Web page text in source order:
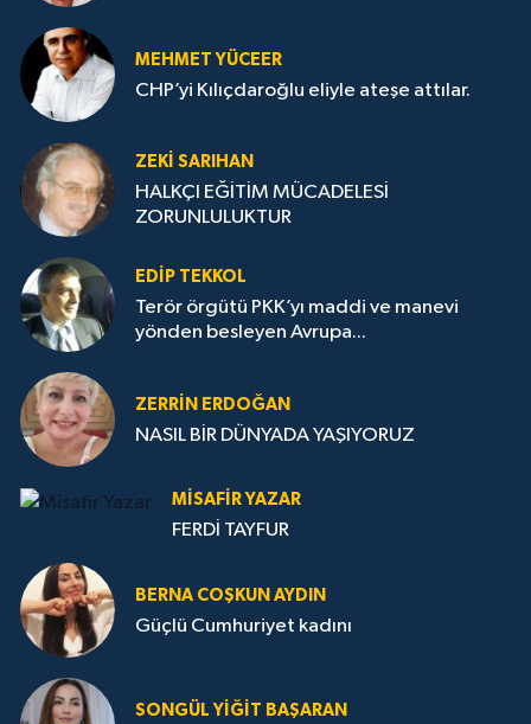
MEHMET YÜCEER
CHP’yi Kılıçdaroğlu eliyle ateşe attılar.
ZEKI SARIHAN
HALKÇI EĞİTİM MÜCADELESİ
ZORUNLULUKTUR
EDIP TEKKOL
Terör örgütü PKK’yı maddi ve manevi
yönden besleyen Avrupa...
ZERRIN ERDOĞAN
NASIL BİR DÜNYADA YAŞIYORUZ
MISAFIR YAZAR
FERDİ TAYFUR
BERNA COŞKUN AYDIN
Güçlü Cumhuriyet kadını
SONGÜL YIĞIT BAŞARAN